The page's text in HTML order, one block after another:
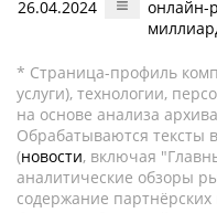
26.04.2024
онлайн-
* Страница-профиль
услуги), технологии,
на основе анализа
Обрабатываются тексты
(новости, включая
аналитические обзоры
содержание